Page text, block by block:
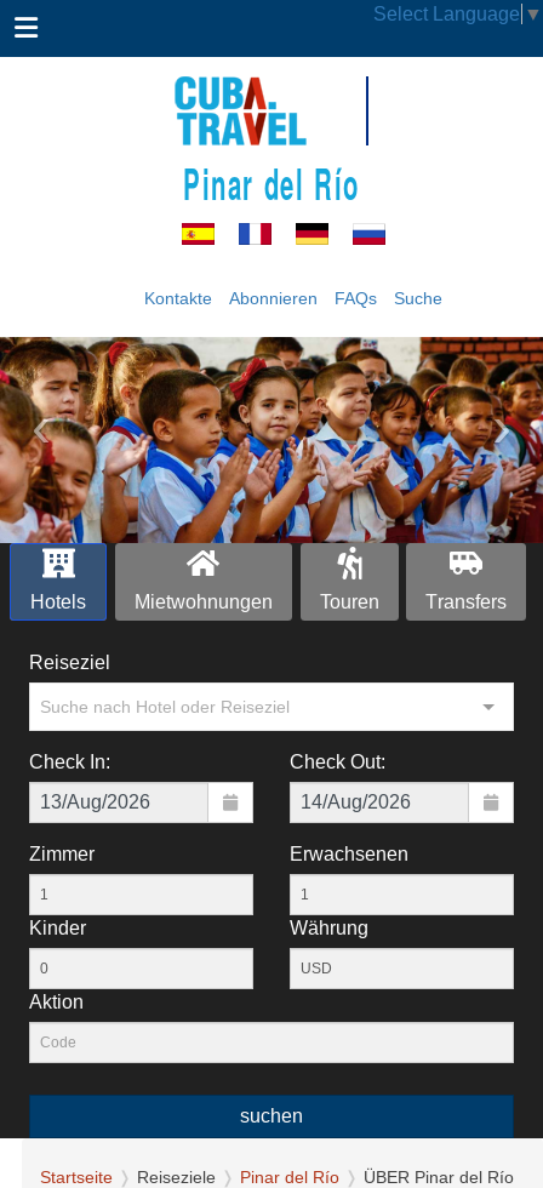
Select Language ▼
Pinar del Río
Kontakte Abonnieren FAQs Suche
‹ ›
Hotels Mietwohnungen Touren Тransfers
Reiseziel
Suche nach Hotel oder Reiseziel
Check In: Check Out:
Zimmer Erwachsenen
Kinder Währung
Aktion
suchen
Startseite Reiseziele Pinar del Río ÜBER Pinar del Río